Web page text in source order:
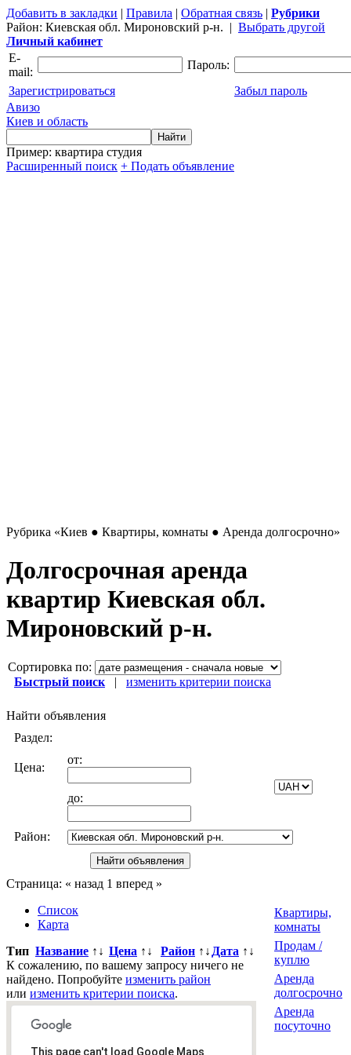
Добавить в закладки | Правила | Обратная связь | Рубрики
Район: Киевская обл. Мироновский р-н. | Выбрать другой
Личный кабинет
E-
mail:
Пароль:
Зарегистрироваться
Забыл пароль
Авизо
Киев и область
Пример: квартира студия
Расширенный поиск + Подать объявление
Рубрика «Киев ● Квартиры, комнаты ● Аренда долгосрочно»
Долгосрочная аренда
квартир Киевская обл.
Мироновский р-н.
Сортировка по:
Быстрый поиск | изменить критерии поиска
Найти объявления
Раздел:
Цена:
от:
до:
Район:
Страница: « назад 1 вперед »
Список
Карта
Тип Название ↑↓ Цена ↑↓ Район ↑↓ Дата ↑↓
К сожалению, по вашему запросу ничего не
найдено. Попробуйте изменить район
или изменить критерии поиска.
This page can't load Google Maps
Квартиры,
комнаты
Продам /
куплю
Аренда
долгосрочно
Аренда
посуточно